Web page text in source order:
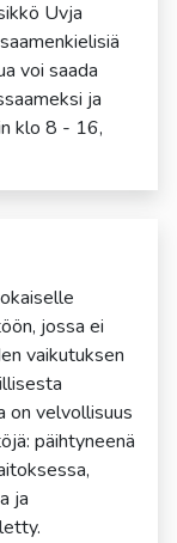
Uvja
voi saada
ja
klo 8 - 16,
jossa ei
vaikutuksen
velvollisuus
päihtyneenä
ja